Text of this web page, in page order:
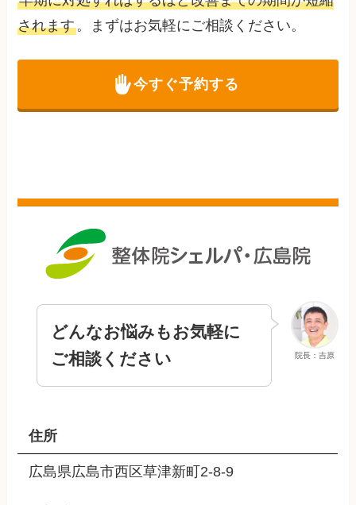
されます。まずはお気軽にご相談ください。
今すぐ予約する
院長：吉原
どんなお悩みもお気軽に
ご相談ください
住所
広島県広島市西区草津新町2-8-9